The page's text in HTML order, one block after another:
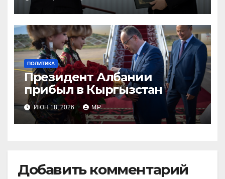
ПОЛИТИКА
Президент Албании
прибыл в Кыргызстан
ИЮН 18, 2026 MP
Добавить комментарий